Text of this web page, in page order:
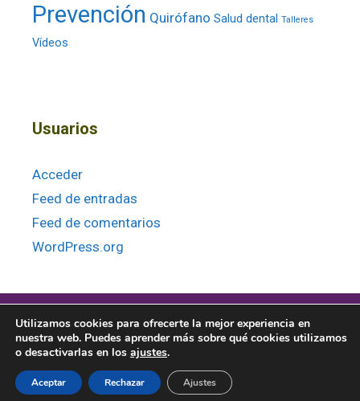
Prevención Quirófano Salud dental Talleres
Vídeos
Usuarios
Acceder
Feed de entradas
Feed de comentarios
WordPress.org
condiciones
Utilizamos cookies para ofrecerte la mejor experiencia en
nuestra web. Puedes aprender más sobre qué cookies utilizamos
o desactivarlas en los ajustes.
Aceptar Rechazar Ajustes